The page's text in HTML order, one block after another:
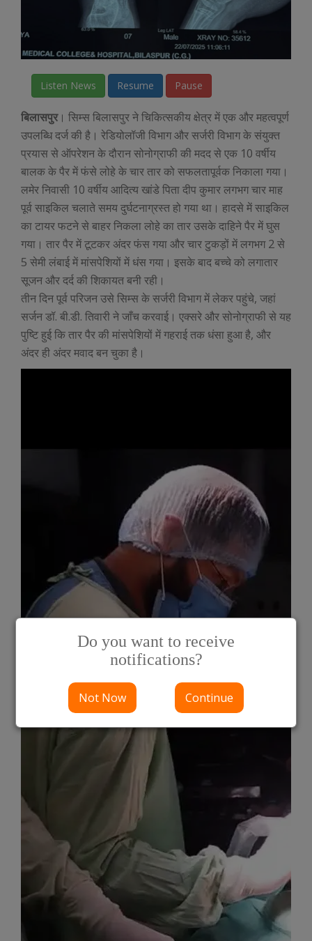
Listen News Resume Pause
बिलासपुर। सिम्स बिलासपुर ने चिकित्सकीय क्षेत्र में एक और महत्वपूर्ण
उपलब्धि दर्ज की है। रेडियोलॉजी विभाग और सर्जरी विभाग के संयुक्त
प्रयास से ऑपरेशन के दौरान सोनोग्राफी की मदद से एक 10 वर्षीय
बालक के पैर में फंसे लोहे के चार तार को सफलतापूर्वक निकाला गया।
लमेर निवासी 10 वर्षीय आदित्य खांडे पिता दीप कुमार लगभग चार माह
पूर्व साइकिल चलाते समय दुर्घटनाग्रस्त हो गया था। हादसे में साइकिल
का टायर फटने से बाहर निकला लोहे का तार उसके दाहिने पैर में घुस
गया। तार पैर में टूटकर अंदर फंस गया और चार टुकड़ों में लगभग 2 से
5 सेमी लंबाई में मांसपेशियों में धंस गया। इसके बाद बच्चे को लगातार
सूजन और दर्द की शिकायत बनी रही।
तीन दिन पूर्व परिजन उसे सिम्स के सर्जरी विभाग में लेकर पहुंचे, जहां
सर्जन डॉ. बी.डी. तिवारी ने जाँच करवाई। एक्सरे और सोनोग्राफी से यह
पुष्टि हुई कि तार पैर की मांसपेशियों में गहराई तक धंसा हुआ है, और
अंदर ही अंदर मवाद बन चुका है।
Do you want to receive
notifications?
Not Now Continue